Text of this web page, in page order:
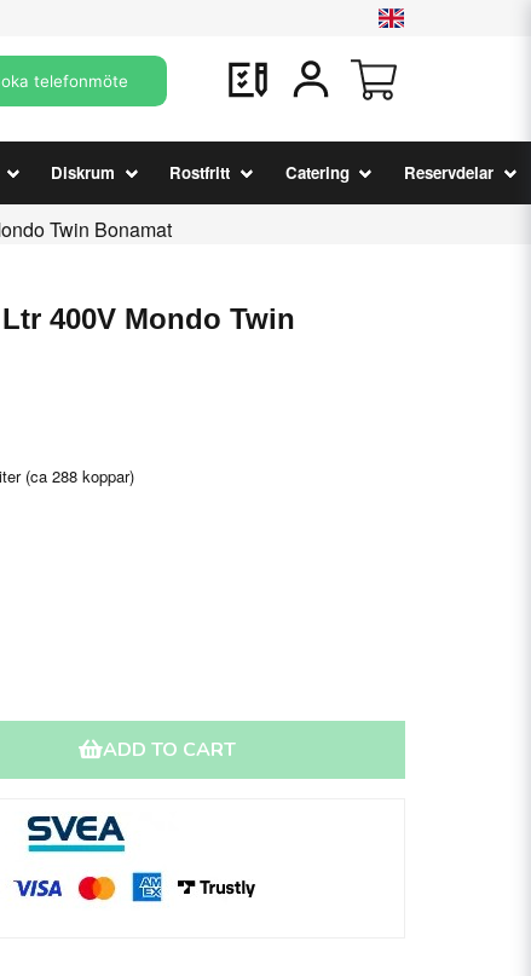
telefonmöte
Diskrum Rostfritt Catering Reservdelar
Twin Bonamat
400V Mondo Twin
(ca 288 koppar)
ADD TO CART